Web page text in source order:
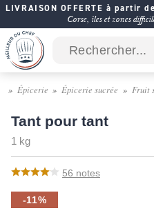
LIVRAISON OFFERTE à partir
Corse, îles et zones
Épicerie Épicerie sucrée Fruit
Tant pour tant
1 kg
56 notes
-11%